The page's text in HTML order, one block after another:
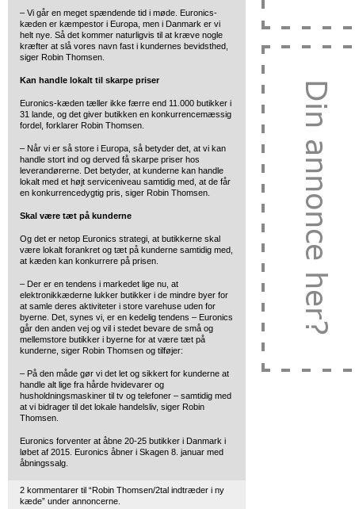
– Vi går en meget spændende tid i møde. Euronics-
kæden er kæmpestor i Europa, men i Danmark er vi
helt nye. Så det kommer naturligvis til at kræve nogle
kræfter at slå vores navn fast i kundernes bevidsthed,
siger Robin Thomsen.
Kan handle lokalt til skarpe priser
Euronics-kæden tæller ikke færre end 11.000 butikker i
31 lande, og det giver butikken en konkurrencemæssig
fordel, forklarer Robin Thomsen.
– Når vi er så store i Europa, så betyder det, at vi kan
handle stort ind og derved få skarpe priser hos
leverandørerne. Det betyder, at kunderne kan handle
lokalt med et højt serviceniveau samtidig med, at de får
en konkurrencedygtig pris, siger Robin Thomsen.
Skal være tæt på kunderne
Og det er netop Euronics strategi, at butikkerne skal
være lokalt forankret og tæt på kunderne samtidig med,
at kæden kan konkurrere på prisen.
– Der er en tendens i markedet lige nu, at
elektronikkæderne lukker butikker i de mindre byer for
at samle deres aktiviteter i store varehuse uden for
byerne. Det, synes vi, er en kedelig tendens – Euronics
går den anden vej og vil i stedet bevare de små og
mellemstore butikker i byerne for at være tæt på
kunderne, siger Robin Thomsen og tilføjer:
– På den måde gør vi det let og sikkert for kunderne at
handle alt lige fra hårde hvidevarer og
husholdningsmaskiner til tv og telefoner – samtidig med
at vi bidrager til det lokale handelsliv, siger Robin
Thomsen.
Euronics forventer at åbne 20-25 butikker i Danmark i
løbet af 2015. Euronics åbner i Skagen 8. januar med
åbningssalg.
2 kommentarer til “Robin Thomsen/2tal indtræder i ny
kæde” under annoncerne.